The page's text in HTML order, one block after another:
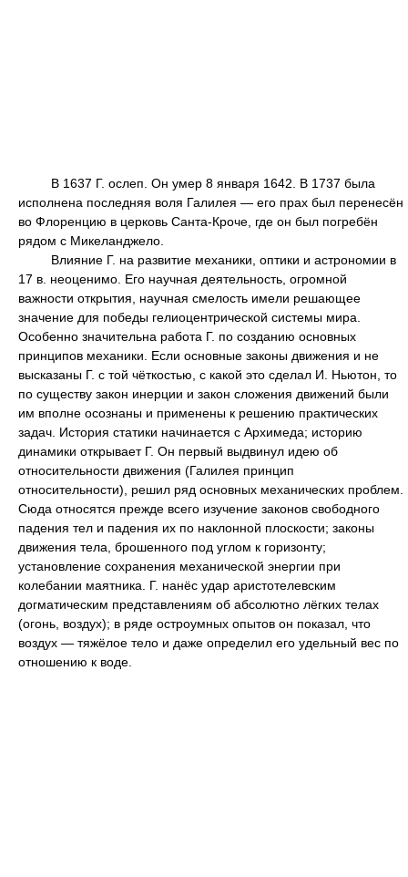
В 1637 Г. ослеп. Он умер 8 января 1642. В 1737 была
исполнена последняя воля Галилея — его прах был перенесён
во Флоренцию в церковь Санта-Кроче, где он был погребён
рядом с Микеланджело.
Влияние Г. на развитие механики, оптики и астрономии в
17 в. неоценимо. Его научная деятельность, огромной
важности открытия, научная смелость имели решающее
значение для победы гелиоцентрической системы мира.
Особенно значительна работа Г. по созданию основных
принципов механики. Если основные законы движения и не
высказаны Г. с той чёткостью, с какой это сделал И. Ньютон, то
по существу закон инерции и закон сложения движений были
им вполне осознаны и применены к решению практических
задач. История статики начинается с Архимеда; историю
динамики открывает Г. Он первый выдвинул идею об
относительности движения (Галилея принцип
относительности), решил ряд основных механических проблем.
Сюда относятся прежде всего изучение законов свободного
падения тел и падения их по наклонной плоскости; законы
движения тела, брошенного под углом к горизонту;
установление сохранения механической энергии при
колебании маятника. Г. нанёс удар аристотелевским
догматическим представлениям об абсолютно лёгких телах
(огонь, воздух); в ряде остроумных опытов он показал, что
воздух — тяжёлое тело и даже определил его удельный вес по
отношению к воде.